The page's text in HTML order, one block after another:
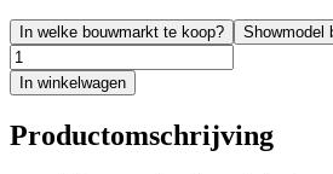
In welke bouwmarkt te koop? Showmodel
In winkelwagen
Productomschrijving